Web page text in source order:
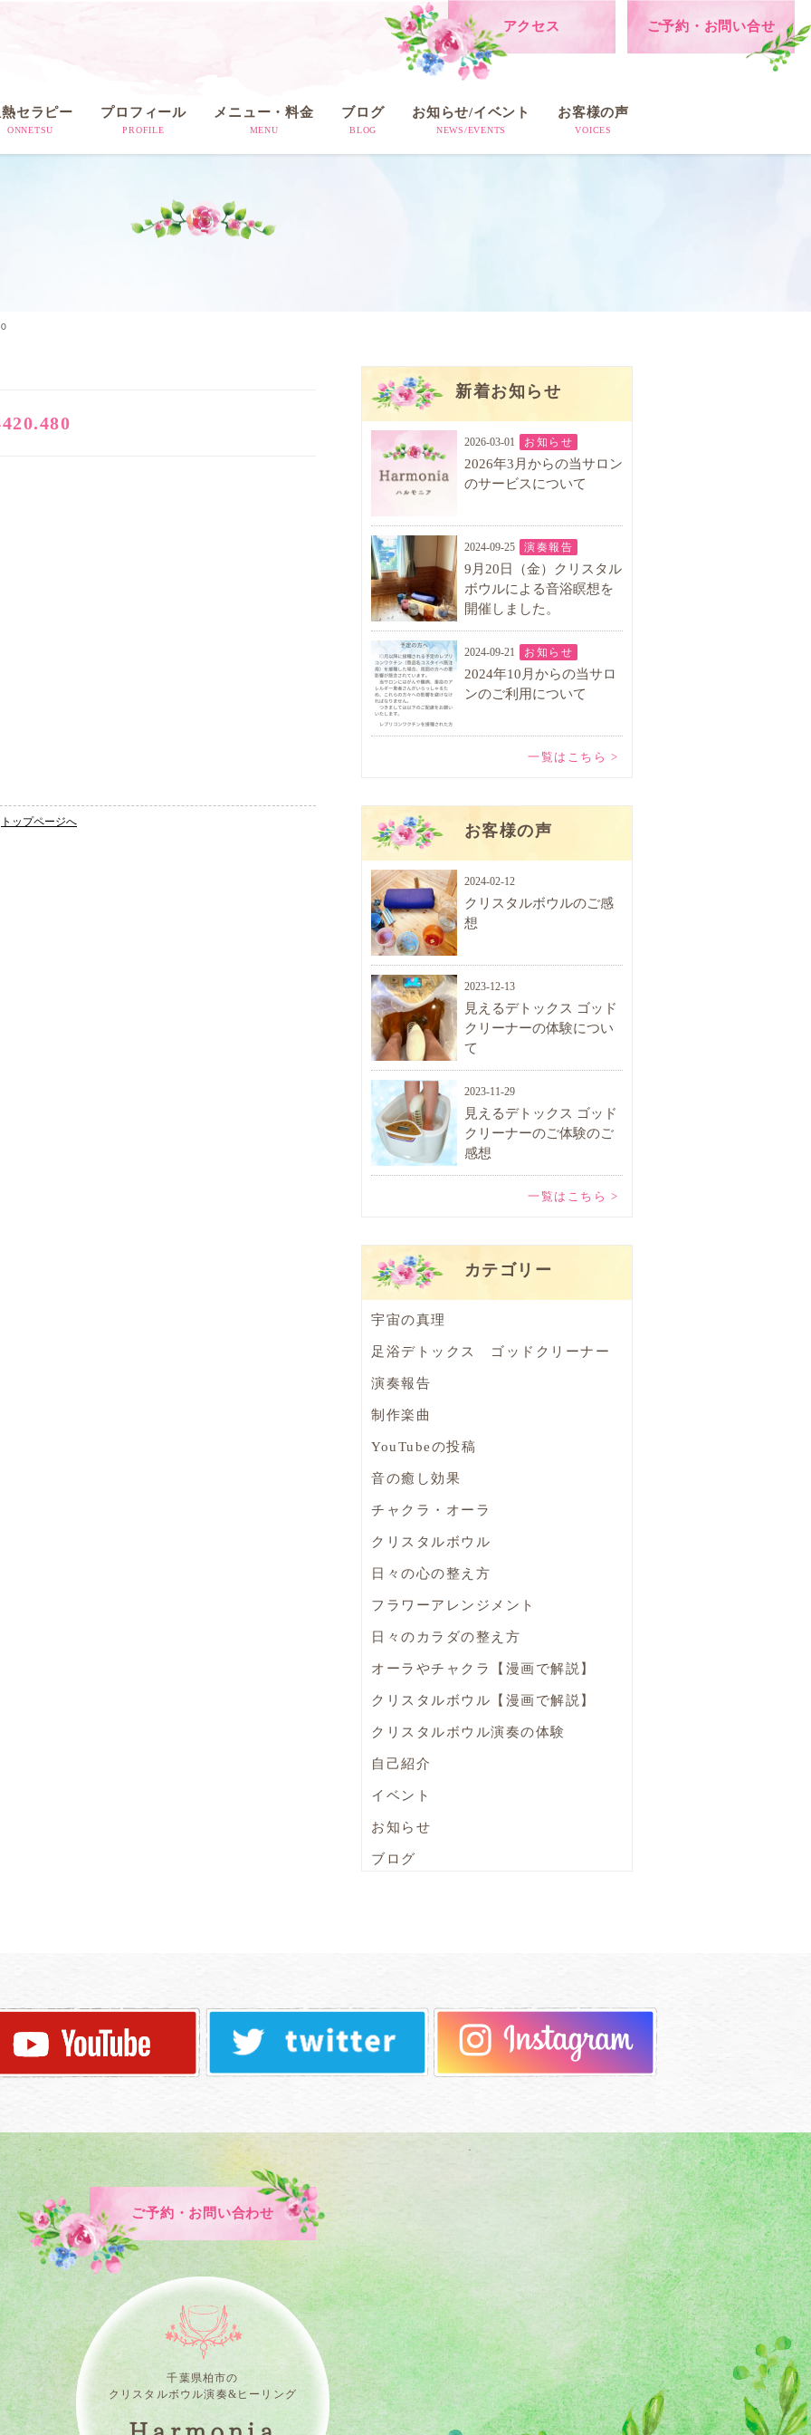
アクセス ご予約・お問い合せ
セラピー
ONNETSU
プロフィール
PROFILE
メニュー・料金
MENU
ブログ
BLOG
お知らせ/イベント
NEWS/EVENTS
お客様の声
VOICES
トップページへ
新着お知らせ
2026-03-01 お知らせ
2026年3月からの当サロン
のサービスについて
2024-09-25 演奏報告
9月20日（金）クリスタル
ボウルによる音浴瞑想を
開催しました。
2024-09-21 お知らせ
2024年10月からの当サロ
ンのご利用について
一覧はこちら >
お客様の声
2024-02-12
クリスタルボウルのご感
想
2023-12-13
見えるデトックス ゴッド
クリーナーの体験につい
て
2023-11-29
見えるデトックス ゴッド
クリーナーのご体験のご
感想
一覧はこちら >
カテゴリー
宇宙の真理
足浴デトックス ゴッドクリーナー
演奏報告
制作楽曲
YouTubeの投稿
音の癒し効果
チャクラ・オーラ
クリスタルボウル
日々の心の整え方
フラワーアレンジメント
日々のカラダの整え方
オーラやチャクラ【漫画で解説】
クリスタルボウル【漫画で解説】
クリスタルボウル演奏の体験
自己紹介
イベント
お知らせ
ブログ
ご予約・お問い合わせ
千葉県柏市の
クリスタルボウル演奏&ヒーリング